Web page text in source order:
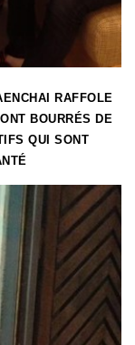
RAFFOLE
BOURRÉS DE
QUI SONT